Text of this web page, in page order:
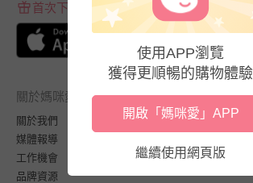
首次下載APP送$100折價券
關於媽咪愛
關於我們
媒體報導
工作機會
品牌資源
使用APP瀏覽
獲得更順暢的購物體驗
開啟「媽咪愛」APP
繼續使用網頁版